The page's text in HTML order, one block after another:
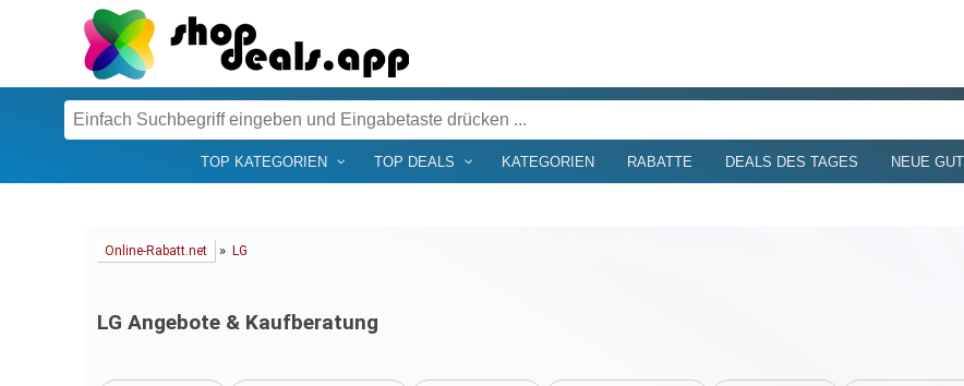
TOP KATEGORIEN TOP DEALS KATEGORIEN RABATTE DEALS DES TAGES NEUE
Online-Rabatt.net » LG
LG Angebote & Kaufberatung